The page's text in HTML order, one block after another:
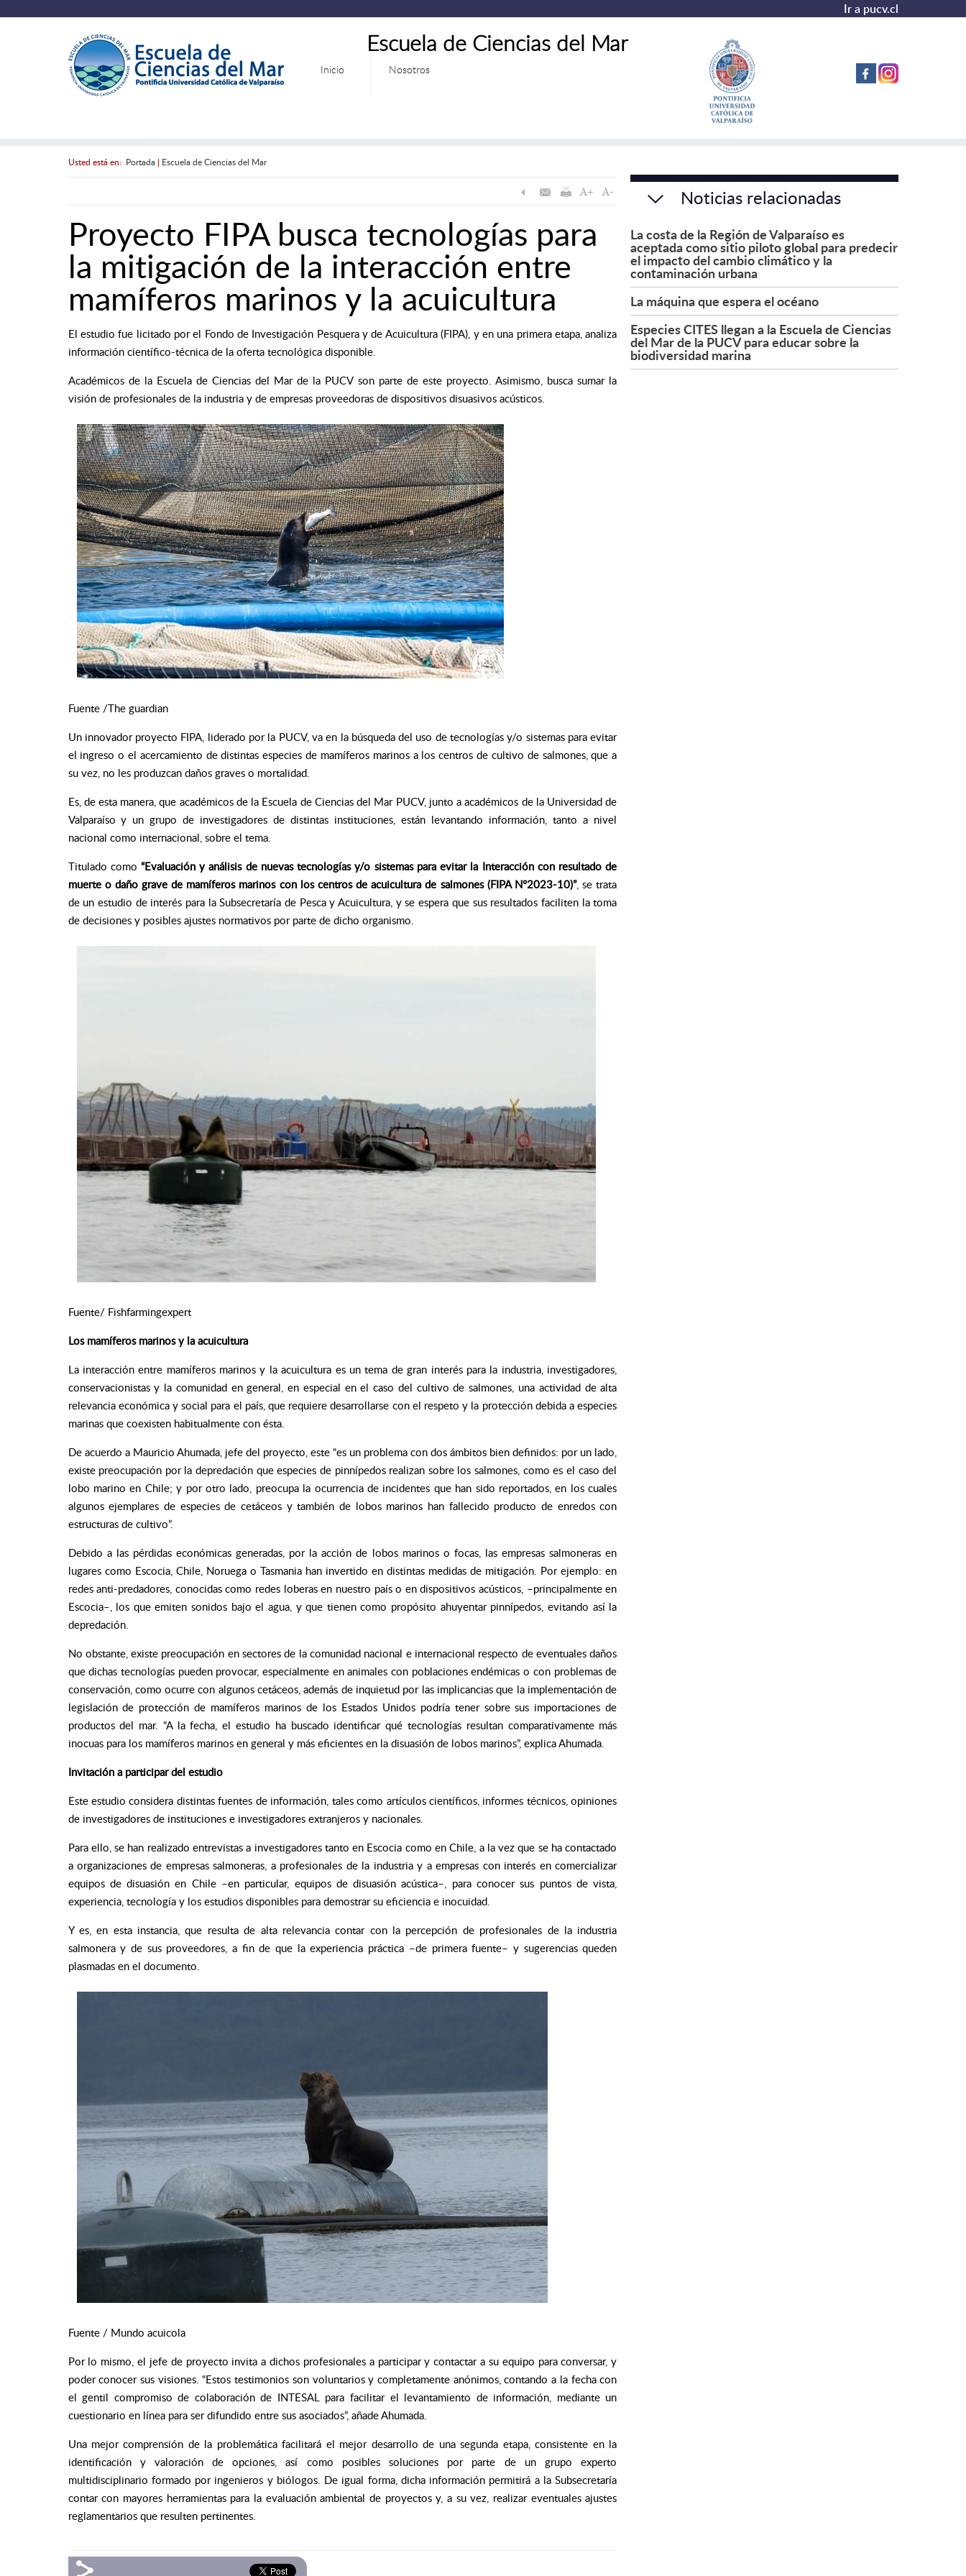
Ir a pucv.cl
Escuela de Ciencias del Mar
Inicio Nosotros
Usted está en: Portada| Escuela de Ciencias del Mar
Proyecto FIPA busca tecnologías para
la mitigación de la interacción entre
mamíferos marinos y la acuicultura
El estudio fue licitado por el Fondo de Investigación Pesquera y de Acuicultura (FIPA), y en una primera etapa, analiza
información científico-técnica de la oferta tecnológica disponible.
Académicos de la Escuela de Ciencias del Mar de la PUCV son parte de este proyecto.Asimismo, busca sumar la
visión de profesionales de la industria y de empresas proveedoras de dispositivos disuasivos acústicos.
Fuente /The guardian
Un innovador proyecto FIPA, liderado por la PUCV, va en la búsqueda del uso de tecnologías y/o sistemas para evitar
el ingreso o el acercamiento de distintas especies de mamíferos marinos a los centros de cultivo de salmones, que a
su vez, no les produzcan daños graves o mortalidad.
Es, de esta manera, que académicos de la Escuela de Ciencias del Mar PUCV, junto a académicos de la Universidad de
Valparaíso y un grupo de investigadores de distintas instituciones, están levantando información, tanto a nivel
nacional como internacional, sobre el tema.
Titulado como “Evaluación y análisis de nuevas tecnologías y/o sistemas para evitar la Interacción con resultado de
muerte o daño grave de mamíferos marinos con los centros de acuicultura de salmones (FIPA N°2023-10)”, se trata
de un estudio de interés para la Subsecretaría de Pesca y Acuicultura, y se espera que sus resultados faciliten la toma
de decisiones y posibles ajustes normativos por parte de dicho organismo.
Fuente/ Fishfarmingexpert
Los mamíferos marinos y la acuicultura
La interacción entre mamíferos marinos y la acuicultura es un tema de gran interés para la industria, investigadores,
conservacionistas y la comunidad en general, en especial en el caso del cultivo de salmones, una actividad de alta
relevancia económica y social para el país, que requiere desarrollarse con el respeto y la protección debida a especies
marinas que coexisten habitualmente con ésta.
De acuerdo a Mauricio Ahumada, jefe del proyecto, este “es un problema con dos ámbitos bien definidos: por un lado,
existe preocupación por la depredación que especies de pinnípedos realizan sobre los salmones, como es el caso del
lobo marino en Chile; y por otro lado, preocupa la ocurrencia de incidentes que han sido reportados, en los cuales
algunos ejemplares de especies de cetáceos y también de lobos marinos han fallecido producto de enredos con
estructuras de cultivo”.
Debido a las pérdidas económicas generadas, por la acción de lobos marinos o focas, las empresas salmoneras en
lugares como Escocia, Chile, Noruega o Tasmania han invertido en distintas medidas de mitigación. Por ejemplo: en
redes anti-predadores, conocidas como redes loberas en nuestro país o en dispositivos acústicos, –principalmente en
Escocia–, los que emiten sonidos bajo el agua, y que tienen como propósito ahuyentar pinnípedos, evitando así la
depredación.
No obstante, existe preocupación en sectores de la comunidad nacional e internacional respecto de eventuales daños
que dichas tecnologías pueden provocar, especialmente en animales con poblaciones endémicas o con problemas de
conservación, como ocurre con algunos cetáceos, además de inquietud por las implicancias que la implementación de
legislación de protección de mamíferos marinos de los Estados Unidos podría tener sobre sus importaciones de
productos del mar. “A la fecha, el estudio ha buscado identificar qué tecnologías resultan comparativamente más
inocuas para los mamíferos marinos en general y más eficientes en la disuasión de lobos marinos”,explica Ahumada.
Invitación a participar del estudio
Este estudio considera distintas fuentes de información, tales como artículos científicos, informes técnicos, opiniones
de investigadores de instituciones e investigadores extranjeros y nacionales.
Para ello, se han realizado entrevistas a investigadores tanto en Escocia como en Chile, a la vez que se ha contactado
a organizaciones de empresas salmoneras, a profesionales de la industria y a empresas con interés en comercializar
equipos de disuasión en Chile –en particular, equipos de disuasión acústica–, para conocer sus puntos de vista,
experiencia, tecnología y los estudios disponibles para demostrar su eficiencia e inocuidad.
Y es, en esta instancia, que resulta de alta relevancia contar con la percepción de profesionales de la industria
salmonera y de sus proveedores, a fin de que la experiencia práctica –de primera fuente– y sugerencias queden
plasmadas en el documento.
Fuente / Mundo acuicola
Por lo mismo, el jefe de proyecto invita a dichos profesionales a participar y contactar a su equipo para conversar, y
poder conocer sus visiones.“Estos testimonios son voluntarios y completamente anónimos, contando a la fecha con
el gentil compromiso de colaboración de INTESAL para facilitar el levantamiento de información, mediante un
cuestionario en línea para ser difundido entre sus asociados”,añade Ahumada.
Una mejor comprensión de la problemática facilitará el mejor desarrollo de una segunda etapa, consistente en la
identificación y valoración de opciones, así como posibles soluciones por parte de un grupo experto
multidisciplinario formado por ingenieros y biólogos. De igual forma, dicha información permitirá a la Subsecretaría
contar con mayores herramientas para la evaluación ambiental de proyectos y, a su vez, realizar eventuales ajustes
reglamentarios que resulten pertinentes.
Noticias relacionadas
La costa de la Región de Valparaíso es
aceptada como sitio piloto global para predecir
el impacto del cambio climático y la
contaminación urbana
La máquina que espera el océano
Especies CITES llegan a la Escuela de Ciencias
del Mar de la PUCV para educar sobre la
biodiversidad marina